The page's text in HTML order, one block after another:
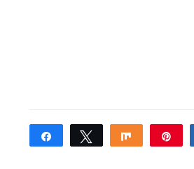
Share Tweet Share